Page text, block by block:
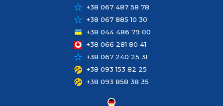
+38 067 487 58 78
+38 067 885 10 30
+38 044 486 79 00
+38 066 281 80 41
+38 067 240 25 31
+38 093 153 82 25
+38 093 858 38 35